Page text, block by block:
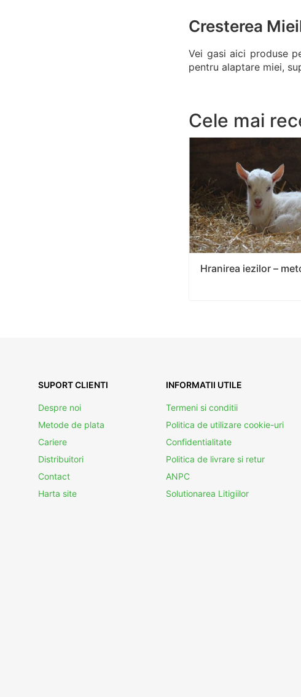
Cresterea
Vei gasi aici produse
pentru alaptare miei,
Cele mai
Hranirea iezilor –
SUPORT CLIENTI
Despre noi
Metode de plata
Cariere
Distribuitori
Contact
Harta site
INFORMATII UTILE
Termeni si conditii
Politica de utilizare cookie-uri
Confidentialitate
Politica de livrare si retur
ANPC
Solutionarea Litigiilor